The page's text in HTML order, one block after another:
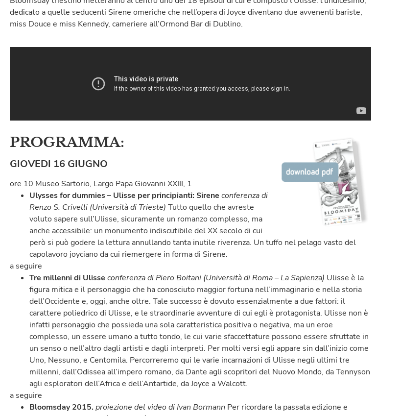
dedicato a quelle seducenti Sirene omeriche che nell’opera di Joyce diventano due avvenenti bariste,
miss Douce e miss Kennedy, cameriere all’Ormond Bar di Dublino.
PROGRAMMA:
GIOVEDI 16 GIUGNO
ore 10 Museo Sartorio, Largo Papa Giovanni XXIII, 1
Ulysses for dummies – Ulisse per principianti: Sirene conferenza di
Renzo S. Crivelli (Università di Trieste) Tutto quello che avreste
voluto sapere sull’Ulisse, sicuramente un romanzo complesso, ma
anche accessibile: un monumento indiscutibile del XX secolo di cui
però si può godere la lettura annullando tanta inutile riverenza. Un tuffo nel pelago vasto del
capolavoro joyciano da cui riemergere in forma di Sirene.
a seguire
Tre millenni di Ulisse conferenza di Piero Boitani (Università di Roma – La Sapienza) Ulisse è la
figura mitica e il personaggio che ha conosciuto maggior fortuna nell’immaginario e nella storia
dell’Occidente e, oggi, anche oltre. Tale successo è dovuto essenzialmente a due fattori: il
carattere poliedrico di Ulisse, e le straordinarie avventure di cui egli è protagonista. Ulisse non è
infatti personaggio che possieda una sola caratteristica positiva o negativa, ma un eroe
complesso, un essere umano a tutto tondo, le cui varie sfaccettature possono essere sfruttate in
un senso o nell’altro dagli artisti e dagli interpreti. Per molti versi egli appare sin dall’inizio come
Uno, Nessuno, e Centomila. Percorreremo qui le varie incarnazioni di Ulisse negli ultimi tre
millenni, dall’Odissea all’impero romano, da Dante agli scopritori del Nuovo Mondo, da Tennyson
agli esploratori dell’Africa e dell’Antartide, da Joyce a Walcott.
a seguire
Bloomsday 2015. proiezione del video di Ivan Bormann Per ricordare la passata edizione e